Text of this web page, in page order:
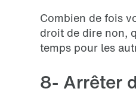
Combien de fois
droit de dire non,
temps pour les
8- Arrêter